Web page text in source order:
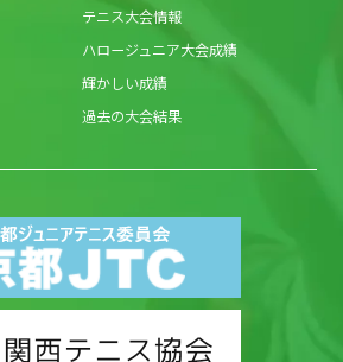
テニス大会情報
ハロージュニア大会成績
輝かしい成績
過去の大会結果